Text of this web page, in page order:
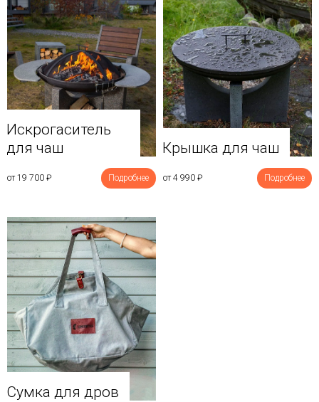
Искрогаситель
для чаш
от 19 700 ₽ Подробнее
Крышка для чаш
от 4 990 ₽ Подробнее
Сумка для дров